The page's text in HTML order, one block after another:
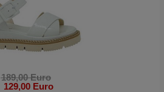
189,00 Euro
129,00 Euro